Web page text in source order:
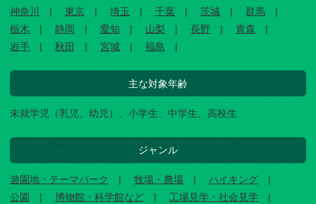
神奈川 東京 埼玉 千葉 茨城
群馬
栃木
静岡 愛知 山梨 長野
青森
岩手
秋田 宮城 福島
主な対象年齢
未就学児（乳児、幼児）、小学生、中学生、高校生
ジャンル
遊園地・テーマパーク 牧場・農場
ハイキング
公園
博物館・科学館など
工場見学・社会見学